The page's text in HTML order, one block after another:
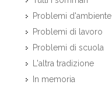
Problemi d'ambiente
Problemi di lavoro
Problemi di scuola
L'altra tradizione
In memoria